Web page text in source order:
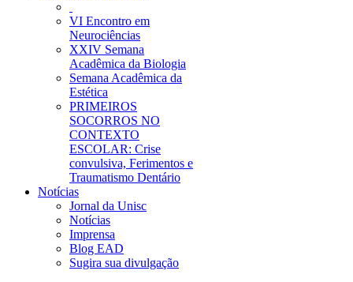
VI Encontro em
Neurociências
XXIV Semana
Acadêmica da Biologia
Semana Acadêmica da
Estética
PRIMEIROS
SOCORROS NO
CONTEXTO
ESCOLAR: Crise
convulsiva, Ferimentos e
Traumatismo Dentário
Notícias
Jornal da Unisc
Notícias
Imprensa
Blog EAD
Sugira sua divulgação